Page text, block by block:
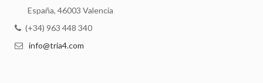
España, 46003 Valencia
(+34) 963 448 340
info@tria4.com